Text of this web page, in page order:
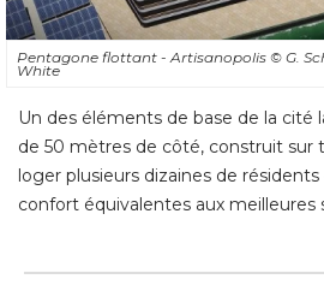
Pentagone flottant - Artisanopolis © G.
White
Un des éléments de base de la cité
de 50 mètres de côté, construit sur
loger plusieurs dizaines de
confort équivalentes aux meilleures